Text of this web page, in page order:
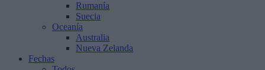
Rumanía
Suecia
Oceanía
Australia
Nueva Zelanda
Fechas